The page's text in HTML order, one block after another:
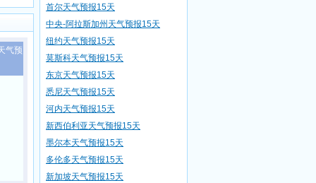
气预
首尔天气预报15天
中央-阿拉斯加州天气预报15天
纽约天气预报15天
莫斯科天气预报15天
东京天气预报15天
悉尼天气预报15天
河内天气预报15天
新西伯利亚天气预报15天
墨尔本天气预报15天
多伦多天气预报15天
新加坡天气预报15天